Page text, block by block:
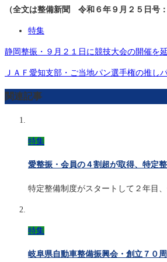
（全文は整備新聞 令和６年９月２５日号：
特集
静岡整振・９月２１日に競技大会の開催を
ＪＡＦ愛知支部・ご当地パン選手権の推し
関連記事
特集
愛整振・会員の４割超が取得、特定
特定整備制度がスタートして２年目
特集
岐阜県自動車整備振興会・創立７０周